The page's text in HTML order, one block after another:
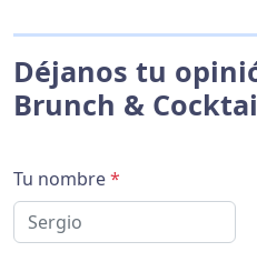
Déjanos tu
Brunch &
Tu nombre*